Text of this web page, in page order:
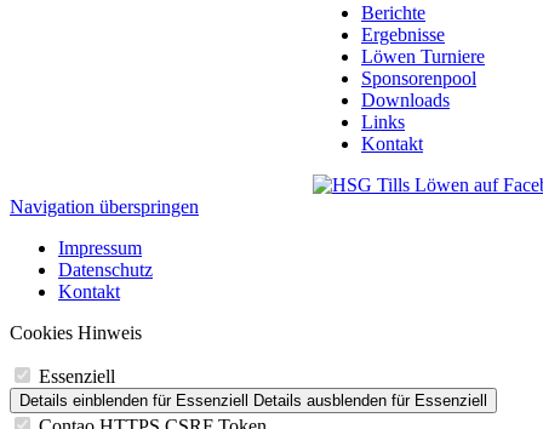
Berichte
Ergebnisse
Löwen Turniere
Sponsorenpool
Downloads
Links
Kontakt
Navigation überspringen
Impressum
Datenschutz
Kontakt
Cookies Hinweis
Essenziell
Details einblenden für Essenziell Details ausblenden für Essenziell